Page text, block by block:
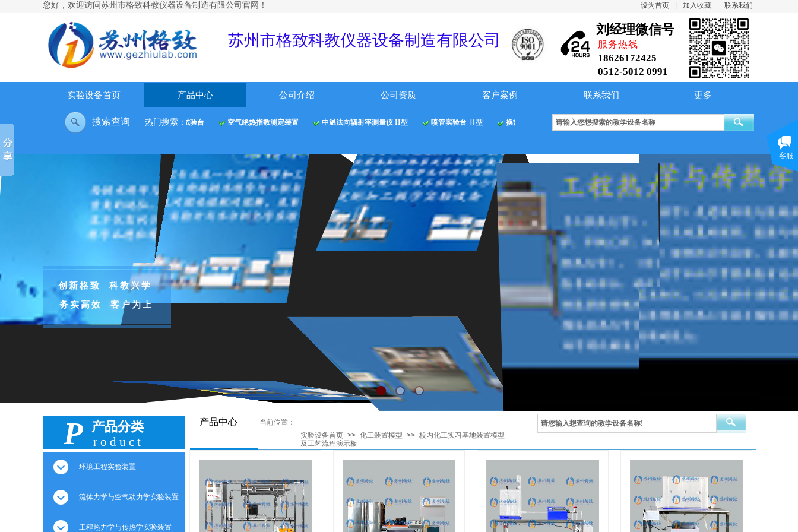
联系我们
您好，欢迎访问苏州市格致科教仪器设备制造有限公司官网！ 设为首页 加入收藏
服务热线
18626172425
0512-5012 0991
苏州市格致科教仪器设备制 造有限公司
刘经理微信号
实验设备首页 产品中心 公司介绍 公司资质 客户案例 联系我们 更多
大容器内水沸腾放热试验台 空气绝热指数测定装置 中温法向辐射率测量仪 II型 喷管实验台 Ⅱ型 换热器综合实验台 Ⅱ型 制冷压缩机性能实验台 Ⅱ型 综合传热性能实验台
热门搜索：
搜索查询
创新格致 科教兴学
务实高效 客户为上
roduct
产品分类
P 产品中心 当前位置 ：
实验设备首页 >> 化工装置模型 >> 校内化工实习基地装置模型
及工艺流程演示板
环境工程实验装置
流体力学与空气动力学实验装置
工程热力学与传热学实验装置
客服